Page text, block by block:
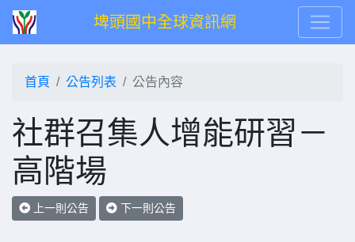
埤頭國中全球資訊網
首頁 公告列表 公告內容
社群召集人增能研習－
高階場
上一則公告 下一則公告